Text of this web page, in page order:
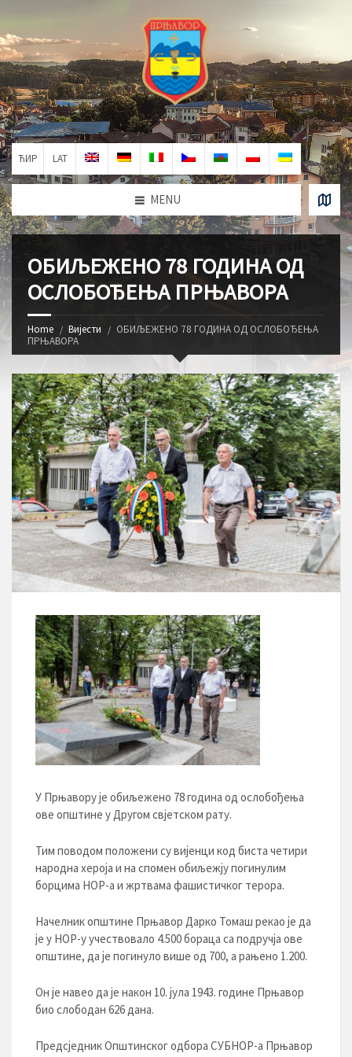
ЋИР LAT
MENU
ОБИЉЕЖЕНО 78 ГОДИНА ОД
ОСЛОБОЂЕЊА ПРЊАВОРА
Home Вијести
ОБИЉЕЖЕНО 78 ГОДИНА ОД ОСЛОБОЂЕЊА
ПРЊАВОРА
У Прњавору је обиљежено 78 година од ослобођења
ове општине у Другом свјетском рату.
Тим поводом положени су вијенци код биста четири
народна хероја и на спомен обиљежју погинулим
борцима НОР-а и жртвама фашистичког терора.
Начелник општине Прњавор Дарко Томаш рекао је да
је у НОР-у учествовало 4.500 бораца са подручја ове
општине, да је погинуло више од 700, а рањено 1.200.
Он је навео да је након 10. јула 1943. године Прњавор
био слободан 626 дана.
Предсједник Општинског одбора СУБНОР-а Прњавор